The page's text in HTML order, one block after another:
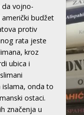
vojno-
budžet
protiv
rata jeste
kroz
ubica i
onda to
ostaci.
značenja u